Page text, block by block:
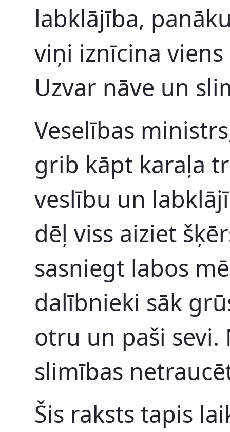
labklājība,
viņi iznīcina
Uzvar nāve un
Veselības
grib kāpt karaļa
veslību un
dēļ viss aiziet
sasniegt labos
dalībnieki sāk
otru un paši sevi.
slimības
Šis raksts tapis